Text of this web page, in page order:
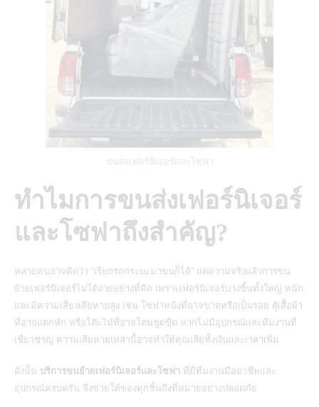
ขนส่งเฟอร์นิเจอร์และโซฟา
ทำไมการขนส่งเฟอร์นิเจอร์
และโซฟาถึงสำคัญ?
หลายคนอาจคิดว่า “เรียกรถกระบะมาขนก็ได้” แต่ความจริงแล้วการขน
ย้ายเฟอร์นิเจอร์ไม่ได้ง่ายอย่างที่คิด เพราะเฟอร์นิเจอร์บางชิ้นทั้งใหญ่ หนัก
และมีความเสี่ยงเสียหายสูง เช่น โซฟาหนังที่อาจขาดหรือเป็นรอย ตู้เสื้อผ้า
ที่อาจแตกหัก หรือโต๊ะไม้ที่อาจโดนขูดขีด หากไม่มีอุปกรณ์และทีมงานที่
เชี่ยวชาญ ความเสียหายเหล่านี้อาจทำให้คุณเสียทั้งเงินและเวลาเพิ่ม
ดังนั้น บริการขนย้ายเฟอร์นิเจอร์และโซฟา ที่มีทีมงานมืออาชีพและ
อุปกรณ์ครบครัน จึงช่วยให้ของทุกชิ้นถึงที่หมายอย่างปลอดภัย